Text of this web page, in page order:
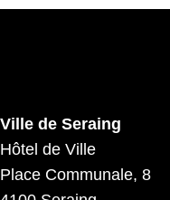
Ville de Seraing
Hôtel de Ville
Place Communale, 8